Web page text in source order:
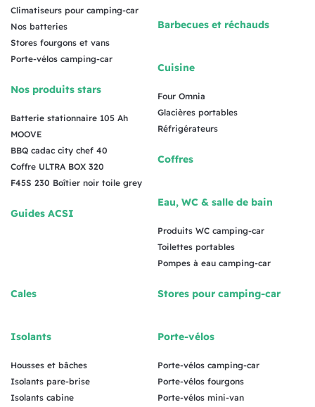
Climatiseurs pour camping-car
Nos batteries
Stores fourgons et vans
Porte-vélos camping-car
Nos produits stars
Batterie stationnaire 105 Ah
MOOVE
BBQ cadac city chef 40
Coffre ULTRA BOX 320
F45S 230 Boîtier noir toile grey
Guides ACSI
Barbecues et réchauds
Cuisine
Four Omnia
Glacières portables
Réfrigérateurs
Coffres
Eau, WC & salle de bain
Produits WC camping-car
Toilettes portables
Pompes à eau camping-car
Cales
Isolants
Housses et bâches
Isolants pare-brise
Isolants cabine
Stores pour camping-car
Porte-vélos
Porte-vélos camping-car
Porte-vélos fourgons
Porte-vélos mini-van